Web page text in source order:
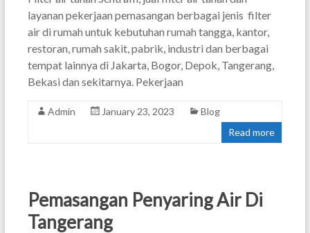
layanan pekerjaan pemasangan berbagai jenis filter
air di rumah untuk kebutuhan rumah tangga, kantor,
restoran, rumah sakit, pabrik, industri dan berbagai
tempat lainnya di Jakarta, Bogor, Depok, Tangerang,
Bekasi dan sekitarnya. Pekerjaan
Admin January 23, 2023
Blog
Read more
Pemasangan Penyaring Air Di
Tangerang